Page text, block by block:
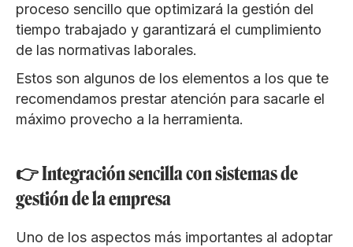
proceso sencillo que optimizará la gestión del
tiempo trabajado y garantizará el cumplimiento
de las normativas laborales.
Estos son algunos de los elementos a los que te
recomendamos prestar atención para sacarle el
máximo provecho a la herramienta.
👉 Integración sencilla con sistemas de
gestión de la empresa
Uno de los aspectos más importantes al adoptar